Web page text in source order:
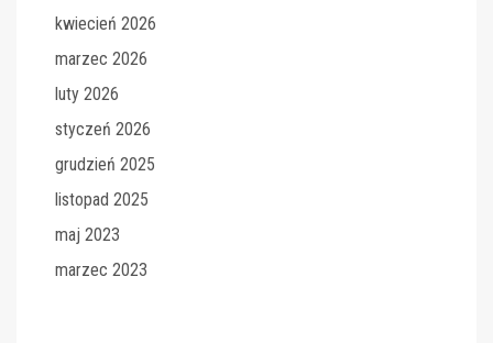
kwiecień 2026
marzec 2026
luty 2026
styczeń 2026
grudzień 2025
listopad 2025
maj 2023
marzec 2023